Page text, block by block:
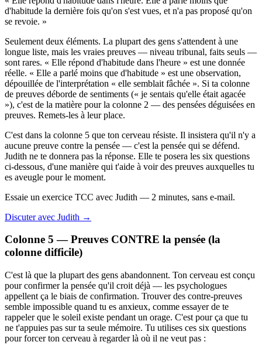
d'habitude la dernière fois qu'on s'est vues, et n'a pas proposé qu'on
se revoie. »
Seulement deux éléments. La plupart des gens s'attendent à une
longue liste, mais les vraies preuves — niveau tribunal, faits seuls —
sont rares. « Elle répond d'habitude dans l'heure » est une donnée
réelle. « Elle a parlé moins que d'habitude » est une observation,
dépouillée de l'interprétation « elle semblait fâchée ». Si ta colonne
de preuves déborde de sentiments (« je sentais qu'elle était agacée
»), c'est de la matière pour la colonne 2 — des pensées déguisées en
preuves. Remets-les à leur place.
C'est dans la colonne 5 que ton cerveau résiste. Il insistera qu'il n'y a
aucune preuve contre la pensée — c'est la pensée qui se défend.
Judith ne te donnera pas la réponse. Elle te posera les six questions
ci-dessous, d'une manière qui t'aide à voir des preuves auxquelles tu
es aveugle pour le moment.
Essaie un exercice TCC avec Judith — 2 minutes, sans e-mail.
Discuter avec Judith →
Colonne 5 — Preuves CONTRE la pensée (la
colonne difficile)
C'est là que la plupart des gens abandonnent. Ton cerveau est conçu
pour confirmer la pensée qu'il croit déjà — les psychologues
appellent ça le biais de confirmation. Trouver des contre-preuves
semble impossible quand tu es anxieux, comme essayer de te
rappeler que le soleil existe pendant un orage. C'est pour ça que tu
ne t'appuies pas sur ta seule mémoire. Tu utilises ces six questions
pour forcer ton cerveau à regarder là où il ne veut pas :